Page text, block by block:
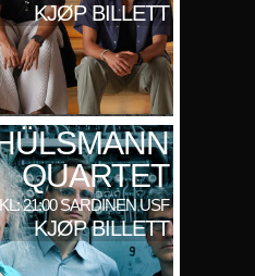
KJØP BILLETT
QUARTET
21:00 SARDINEN USF
KJØP BILLETT